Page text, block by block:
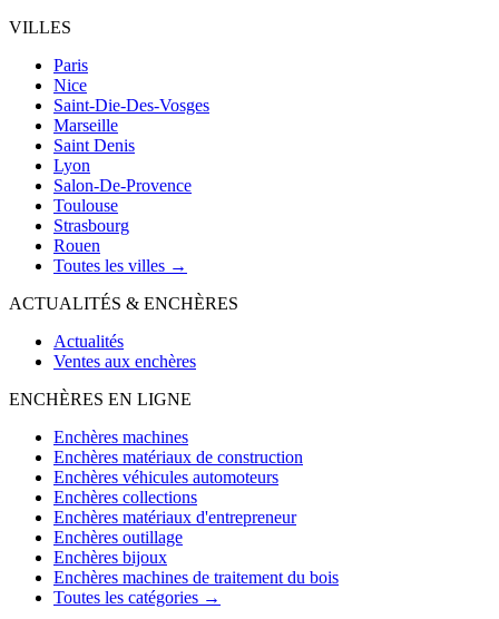
VILLES
Paris
Nice
Saint-Die-Des-Vosges
Marseille
Saint Denis
Lyon
Salon-De-Provence
Toulouse
Strasbourg
Rouen
Toutes les villes →
ACTUALITÉS & ENCHÈRES
Actualités
Ventes aux enchères
ENCHÈRES EN LIGNE
Enchères machines
Enchères matériaux de construction
Enchères véhicules automoteurs
Enchères collections
Enchères matériaux d'entrepreneur
Enchères outillage
Enchères bijoux
Enchères machines de traitement du bois
Toutes les catégories →